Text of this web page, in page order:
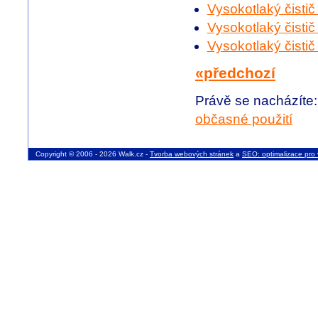
Vysokotlaký
Vysokotlaký
Vysokotlaký
«předchozí
Právě se
občasné použití
Copyright © 2006 - 2026 Walk.cz - Tvorba webových stránek a SEO: optimalizace pro